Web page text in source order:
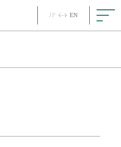
JP EN
JP EN